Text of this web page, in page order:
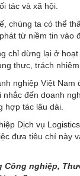
tác và xã hội.
chúng ta có thể
từ niềm tin vào
chỉ dừng lại ở
thực, trách
nghiệp Việt
đến doanh
hợp tác lâu dài.
Dịch vụ
đưa tiêu chí này
Công nghiệp,